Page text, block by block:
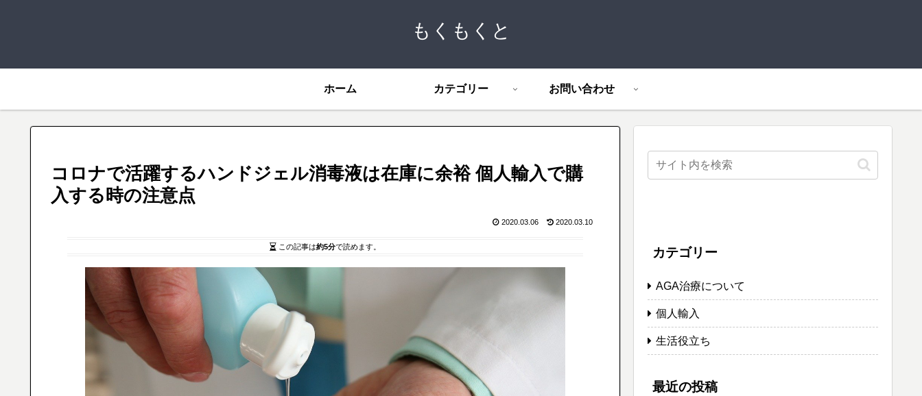
もくもくと
ホーム カテゴリー お問い合わせ
コロナで活躍するハンドジェル消毒液は在庫に余裕 個人輸入で購
入する時の注意点
2020.03.06 2020.03.10
この記事は約5分で読めます。 カテゴリー
AGA治療について
個人輸入
生活役立ち
最近の投稿